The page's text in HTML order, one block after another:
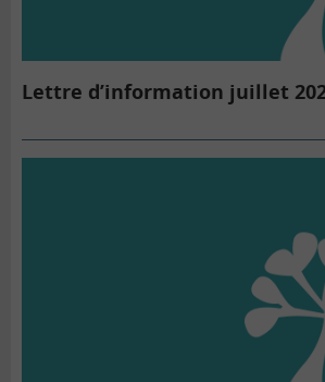
Lettre d’information juillet